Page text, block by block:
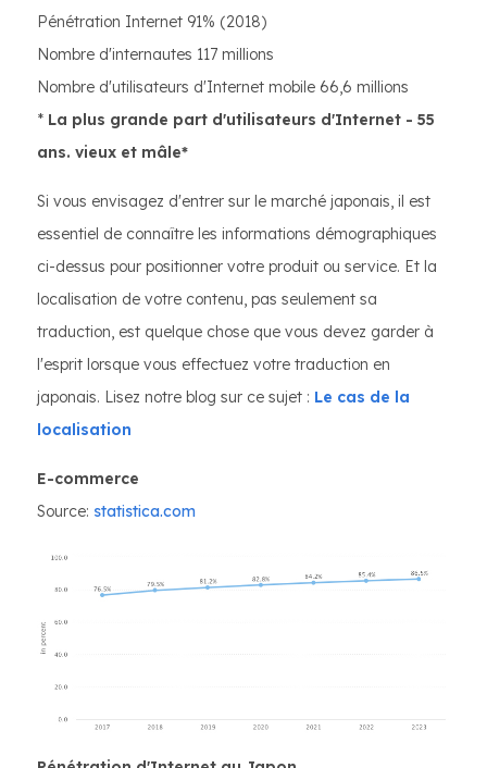
Pénétration Internet 91% (2018)
Nombre d'internautes 117 millions
Nombre d'utilisateurs d'Internet mobile 66,6 millions
* La plus grande part d'utilisateurs d'Internet - 55
ans. vieux et mâle*
Si vous envisagez d'entrer sur le marché japonais, il est
essentiel de connaître les informations démographiques
ci-dessus pour positionner votre produit ou service. Et la
localisation de votre contenu, pas seulement sa
traduction, est quelque chose que vous devez garder à
l'esprit lorsque vous effectuez votre traduction en
japonais. Lisez notre blog sur ce sujet : Le cas de la
localisation
E-commerce
Source: statistica.com